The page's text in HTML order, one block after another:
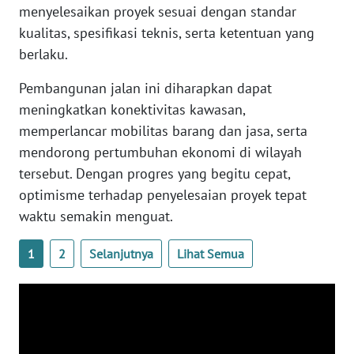
menyelesaikan proyek sesuai dengan standar
kualitas, spesifikasi teknis, serta ketentuan yang
berlaku.
Pembangunan jalan ini diharapkan dapat
meningkatkan konektivitas kawasan,
memperlancar mobilitas barang dan jasa, serta
mendorong pertumbuhan ekonomi di wilayah
tersebut. Dengan progres yang begitu cepat,
optimisme terhadap penyelesaian proyek tepat
waktu semakin menguat.
1 2 Selanjutnya Lihat Semua
KALTARA
WN
WN
KALTIM
WN
GORONTALO
WN